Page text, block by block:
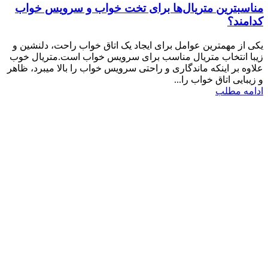
مناسبترین متریال‌ها برای تخت خواب و سرویس خواب
کدامند؟
یکی از مهمترین عوامل برای ایجاد یک اتاق خواب راحت، دلنشین و
زیبا انتخاب متریال مناسب برای سرویس خواب است.متریال خوب
علاوه بر اینکه ماندگاری و راحتی سرویس خواب را بالا میبرد، ظاهر
و زیبایی اتاق خواب را...
ادامه مطلب